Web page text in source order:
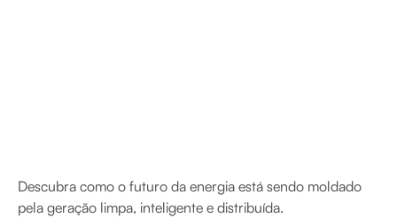
Descubra como o futuro da energia está sendo moldado
pela geração limpa, inteligente e distribuída.